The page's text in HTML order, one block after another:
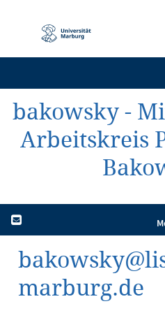
Navigation
bakowsky -
Arbeitskreis
marburg.de